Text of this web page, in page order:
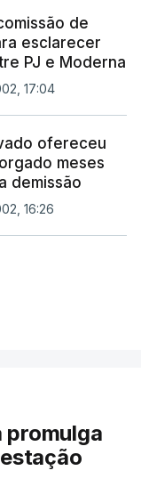
de
esclarecer
PJ e Moderna
17:04
ofereceu
meses
demissão
16:26
promulga